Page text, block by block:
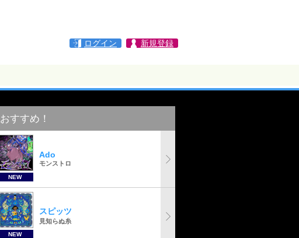
ログイン 新規登録
おすすめ！
NEW
Ado
モンストロ
NEW
スピッツ
見知らぬ糸